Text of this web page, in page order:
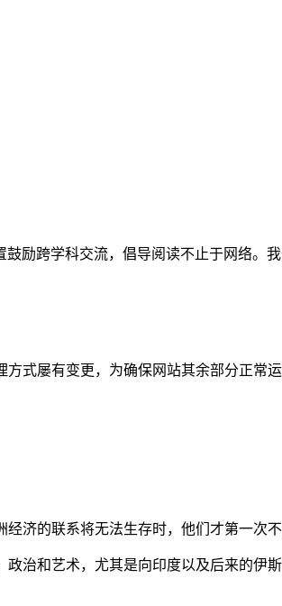
励跨学科交流，倡导阅读不止于网络。
式屡有变更，为确保网站其余部分正常
济的联系将无法生存时，他们才第一次不
治和艺术，尤其是向印度以及后来的